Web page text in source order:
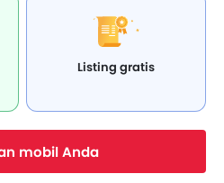
Listing gratis
mobil Anda